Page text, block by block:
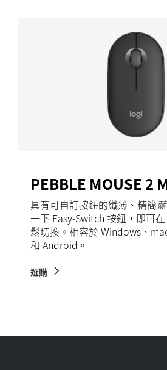
PEBBLE MOUSE 2
具有可自訂按鈕的纖薄、精簡
一下 Easy-Switch 按鈕，即可
鬆切換。相容於 Windows、
和 Android。
選購